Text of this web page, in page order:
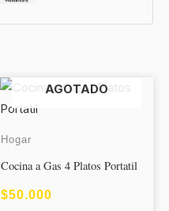
AGOTADO
Hogar
Cocina a Gas 4 Platos Portatil
$50.000